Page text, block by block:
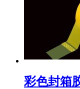
彩色封箱